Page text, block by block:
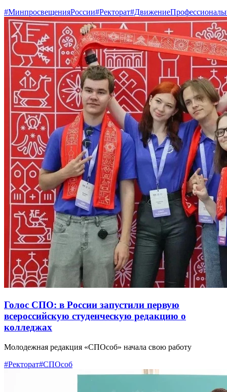
#МинпросвещенияРоссии#Ректорат#ДвижениеПрофессионалы
Голос СПО: в России запустили первую
всероссийскую студенческую редакцию о
колледжах
Молодежная редакция «СПОсоб» начала свою работу
#Ректорат#СПОсоб